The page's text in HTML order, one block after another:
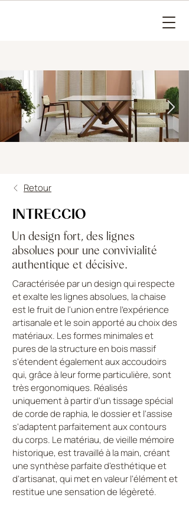
Retour
INTRECCIO
Un design fort, des lignes
absolues pour une convivialité
authentique et décisive.
Caractérisée par un design qui respecte
et exalte les lignes absolues, la chaise
est le fruit de l'union entre l'expérience
artisanale et le soin apporté au choix des
matériaux. Les formes minimales et
pures de la structure en bois massif
s'étendent également aux accoudoirs
qui, grâce à leur forme particulière, sont
très ergonomiques. Réalisés
uniquement à partir d'un tissage spécial
de corde de raphia, le dossier et l'assise
s'adaptent parfaitement aux contours
du corps. Le matériau, de vieille mémoire
historique, est travaillé à la main, créant
une synthèse parfaite d'esthétique et
d'artisanat, qui met en valeur l'élément et
restitue une sensation de légèreté.